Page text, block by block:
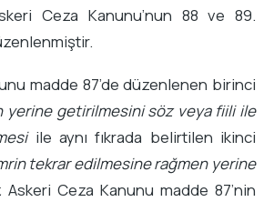
Ceza Kanunu’nun 88 ve 89.
madde 87’de düzenlenen birinci
yerine getirilmesini söz veya fiili ile
ile aynı fıkrada belirtilen ikinci
tekrar edilmesine rağmen yerine
Askeri Ceza Kanunu madde 87’nin